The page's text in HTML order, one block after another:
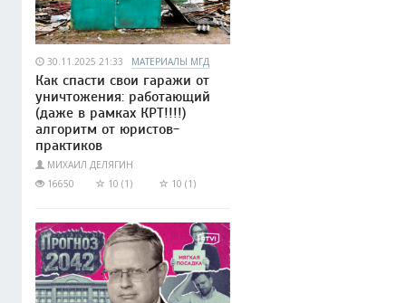
30.11.2025 21:33 МАТЕРИАЛЫ МГД
Как спасти свои гаражи от
уничтожения: работающий
(даже в рамках КРТ!!!!)
алгоритм от юристов-
практиков
МИХАИЛ ДЕЛЯГИН
16650
10 (1) 10 (1)